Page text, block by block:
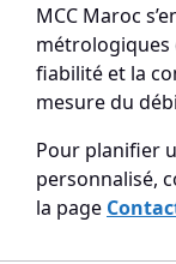
MCC Maroc
métrologiques
fiabilité et la
mesure du
Pour planifier
personnalisé,
la page